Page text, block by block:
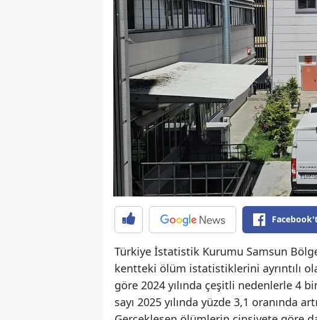
Türkiye İstatistik Kurumu Samsun
kentteki ölüm istatistiklerini ayrıntılı
göre 2024 yılında çeşitli nedenlerle 4
sayı 2025 yılında yüzde 3,1 oranında